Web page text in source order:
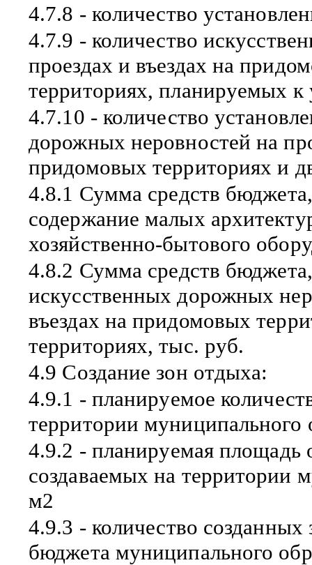
4.7.8 - количество
4.7.9 - количество
проездах и въездах на
территориях, планируемых к
4.7.10 - количество
дорожных неровностей на
придомовых территориях и
4.8.1 Сумма средств
содержание малых
хозяйственно-бытового
4.8.2 Сумма средств
искусственных дорожных
въездах на придомовых
территориях, тыс. руб.
4.9 Создание зон отдыха:
4.9.1 - планируемое
территории муниципального
4.9.2 - планируемая площадь
создаваемых на территории
м2
4.9.3 - количество созданных
бюджета муниципального